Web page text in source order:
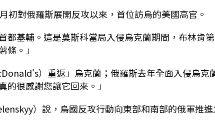
初對俄羅斯展開反攻以來，首位訪烏的美國高官。
都基輔。這是莫斯科當局入侵烏克蘭期間，布林肯
條。」
）重返」烏克蘭；俄羅斯去年全面入侵烏克
的很感謝您讓它回來。」
）說，烏國反攻行動向東部和南部的俄軍推